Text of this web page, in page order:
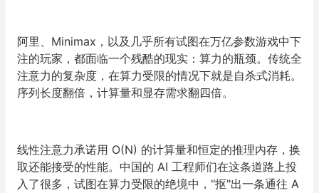
阿里、Minimax，以及几乎所有试图在万亿参数游戏中下
注的玩家，都面临一个残酷的现实：算力的瓶颈。传统全
注意力的复杂度，在算力受限的情况下就是自杀式消耗。
序列长度翻倍，计算量和显存需求翻四倍。
线性注意力承诺用 O(N) 的计算量和恒定的推理内存，换
取还能接受的性能。中国的 AI 工程师们在这条道路上投
入了很多，试图在算力受限的绝境中，"抠"出一条通往 A